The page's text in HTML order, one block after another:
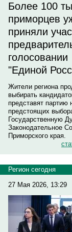
Более 100
приморцев
приняли
голосовании
"Единой
Жители региона
выбирать
представят партию
предстоящих
Государственную
Законодательное
Приморского края.
Регион сегодня
27 Мая 2026, 13:29